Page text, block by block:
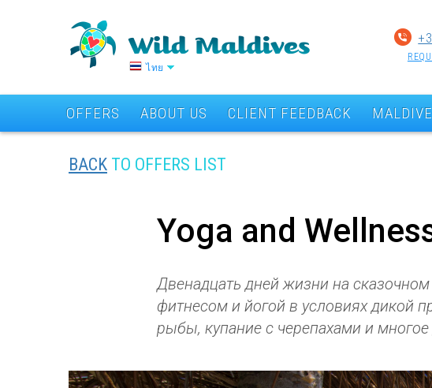
ไทย
OFFERS ABOUT US CLIENT FEEDBACK
BACK TO OFFERS LIST
Yoga and
Двенадцать дней жизни на
фитнесом и йогой в условиях дикой
рыбы, купание с черепахами и